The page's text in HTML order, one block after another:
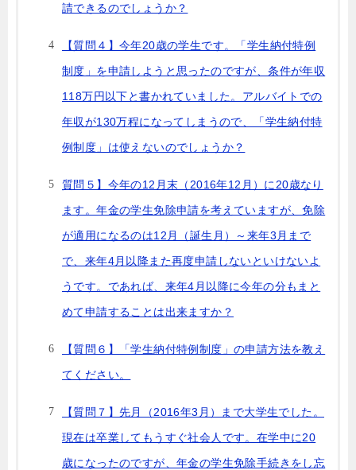
請できるのでしょうか？
【質問４】今年20歳の学生です。「学生納付特例
制度」を申請しようと思ったのですが、条件が年収
118万円以下と書かれていました。アルバイトでの
年収が130万程になってしまうので、「学生納付特
例制度」は使えないのでしょうか？
質問５】今年の12月末（2016年12月）に20歳なり
ます。年金の学生免除申請を考えていますが、免除
が適用になるのは12月（誕生月）～来年3月まで
で、来年4月以降また再度申請しないといけないよ
うです。であれば、来年4月以降に今年の分もまと
めて申請することは出来ますか？
【質問６】「学生納付特例制度」の申請方法を教え
てください。
【質問７】先月（2016年3月）まで大学生でした。
現在は卒業してもうすぐ社会人です。在学中に20
歳になったのですが、年金の学生免除手続きをし忘